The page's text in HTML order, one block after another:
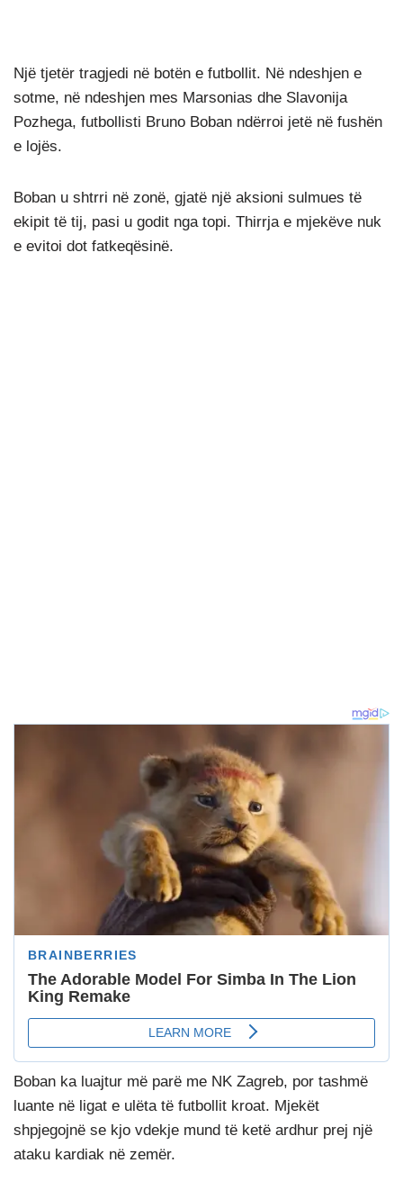
Një tjetër tragjedi në botën e futbollit. Në ndeshjen e
sotme, në ndeshjen mes Marsonias dhe Slavonija
Pozhega, futbollisti Bruno Boban ndërroi jetë në fushën
e lojës.
Boban u shtrri në zonë, gjatë një aksioni sulmues të
ekipit të tij, pasi u godit nga topi. Thirrja e mjekëve nuk
e evitoi dot fatkeqësinë.
Boban ka luajtur më parë me NK Zagreb, por tashmë
luante në ligat e ulëta të futbollit kroat. Mjekët
shpjegojnë se kjo vdekje mund të ketë ardhur prej një
ataku kardiak në zemër.